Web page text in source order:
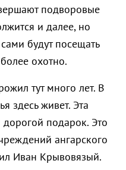
подворовые
и далее, но
будут посещать
охотно.
тут много лет. В
здесь живет. Эта
подарок. Это
ангарского
Иван Крывовязый.